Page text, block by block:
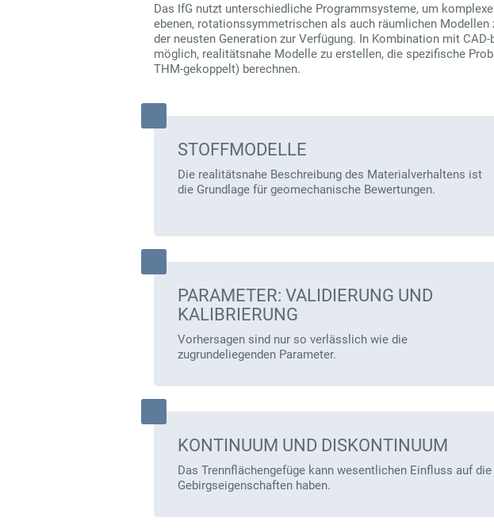
Das IfG nutzt unterschiedliche Programmsysteme, um
ebenen, rotationssymmetrischen als auch räumlichen
der neusten Generation zur Verfügung. In Kombination mit
möglich, realitätsnahe Modelle zu erstellen, die spezifische
THM-gekoppelt) berechnen.
STOFFMODELLE
Die realitätsnahe Beschreibung des Materialverhaltens ist
die Grundlage für geomechanische Bewertungen.
PARAMETER: VALIDIERUNG UND
KALIBRIERUNG
Vorhersagen sind nur so verlässlich wie die
zugrundeliegenden Parameter.
KONTINUUM UND DISKONTINUUM
Das Trennflächengefüge kann wesentlichen Einfluss auf die
Gebirgseigenschaften haben.